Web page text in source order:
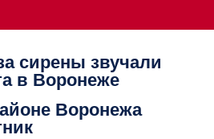
сирены звучали
в Воронеже
Воронежа